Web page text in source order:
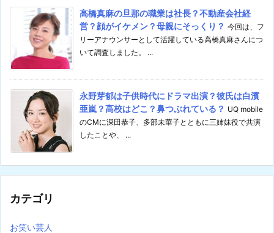
高橋真麻の旦那の職業は社長？不動産会社経
営？顔がイケメン？母親にそっくり？ 今回は、フ
リーアナウンサーとして活躍している高橋真麻さんにつ
いて調査しました。 ...
永野芽郁は子供時代にドラマ出演？彼氏は白濱
亜嵐？高校はどこ？鼻つぶれている？ UQ mobile
のCMに深田恭子、多部未華子とともに三姉妹役で共演
したことや、 ...
カテゴリ
お笑い芸人